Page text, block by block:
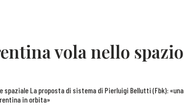
vola nello spazio
spaziale La proposta di sistema di Pierluigi Bellutti (Fbk): «una
in orbita»